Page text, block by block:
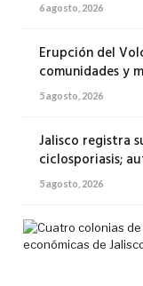
6 agosto, 2026
Erupción del
comunidades y
5 agosto, 2026
Jalisco registra
ciclosporiasis;
5 agosto, 2026